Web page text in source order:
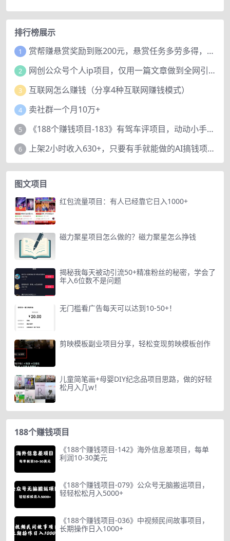
排行榜展示
1 赏帮赚悬赏奖励到账200元，悬赏任务多劳多得，人人可做。
2 网创公众号个人ip项目，仅用一篇文章做到全网引流！
3 互联网怎么赚钱（分享4种互联网赚钱模式）
4 卖社群一个月10万+
5 《188个赚钱项目-183》有驾车评项目，动动小手，复制粘贴赚44元！
6 上架2小时收入630+，只要有手就能做的AI搞钱项目，奶奶看完都能学会!
图文项目
红包流量项目：有人已经靠它日入1000+
磁力聚星项目怎么做的？磁力聚星怎么挣钱
揭秘我每天被动引流50+精准粉丝的秘密，学会了
年入6位数不是问题
无门槛看广告每天可以达到10-50+！
剪映模板副业项目分享，轻松变现剪映模板创作
儿童简笔画+母婴DIY纪念品项目思路，做的好轻
松月入几w！
188个赚钱项目
《188个赚钱项目-142》海外信息差项目，每单
利润10-30美元
《188个赚钱项目-079》公众号无脑搬运项目，
轻轻松松月入5000+
《188个赚钱项目-036》中视频民间故事项目，
长期操作日入1000+